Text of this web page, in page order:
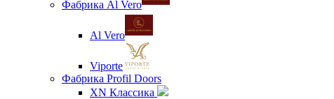
Фабрика Al Vero
Al Vero
Viporte
Фабрика Profil Doors
XN Классика